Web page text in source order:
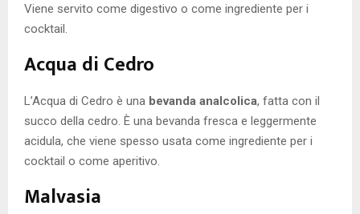
Viene servito come digestivo o come ingrediente per i
cocktail.
Acqua di Cedro
L’Acqua di Cedro è una bevanda analcolica, fatta con il
succo della cedro. È una bevanda fresca e leggermente
acidula, che viene spesso usata come ingrediente per i
cocktail o come aperitivo.
Malvasia